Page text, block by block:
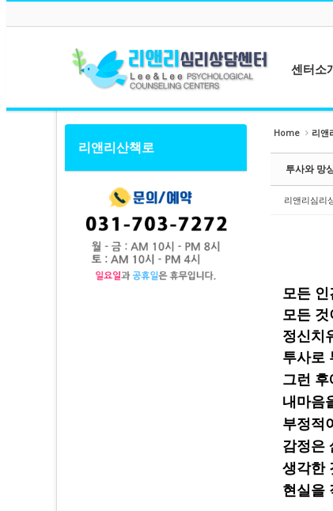
메뉴 건너뛰기
센터소
센터소
원장소
상담사소
센터둘러
오시는
리앤리산책로
Home 리앤
투사와 망
리앤리심리
모든
모든
정신치
투사로
그런
내마음
부정적
감정은
생각한
현실을
Sketchbook5, 스케치북5
Sketchbook5, 스케치북5
Sketchbook5, 스케치북5
Sketchbook5, 스케치북5